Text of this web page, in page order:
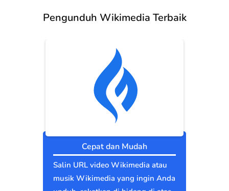
Pengunduh Wikimedia Terbaik
Cepat dan Mudah
Salin URL video Wikimedia atau
musik Wikimedia yang ingin Anda